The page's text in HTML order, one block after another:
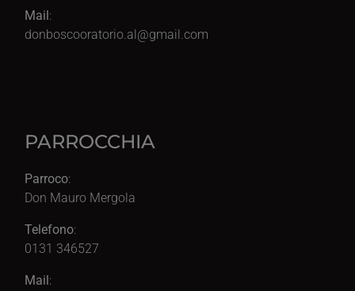
Mail:
donboscooratorio.al@gmail.com
PARROCCHIA
Parroco:
Don Mauro Mergola
Telefono:
0131 346527
Mail :